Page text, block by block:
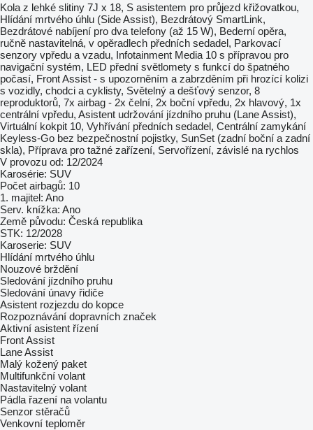
Kola z lehké slitiny 7J x 18, S asistentem pro průjezd křižovatkou,
Hlídání mrtvého úhlu (Side Assist), Bezdrátový SmartLink,
Bezdrátové nabíjení pro dva telefony (až 15 W), Bederní opěra,
ručně nastavitelná, v opěradlech předních sedadel, Parkovací
senzory vpředu a vzadu, Infotainment Media 10 s přípravou pro
navigační systém, LED přední světlomety s funkcí do špatného
počasí, Front Assist - s upozorněním a zabrzděním při hrozící kolizi
s vozidly, chodci a cyklisty, Světelný a dešťový senzor, 8
reproduktorů, 7x airbag - 2x čelní, 2x boční vpředu, 2x hlavový, 1x
centrální vpředu, Asistent udržování jízdního pruhu (Lane Assist),
Virtuální kokpit 10, Vyhřívání předních sedadel, Centrální zamykání
Keyless-Go bez bezpečnostní pojistky, SunSet (zadní boční a zadní
skla), Příprava pro tažné zařízení, Servořízení, závislé na rychlos
V provozu od: 12/2024
Karosérie: SUV
Počet airbagů: 10
1. majitel: Ano
Serv. knížka: Ano
Země původu: Česká republika
STK: 12/2028
Karoserie: SUV
Hlídání mrtvého úhlu
Nouzové brždění
Sledování jízdního pruhu
Sledování únavy řidiče
Asistent rozjezdu do kopce
Rozpoznávání dopravních značek
Aktivní asistent řízení
Front Assist
Lane Assist
Malý kožený paket
Multifunkční volant
Nastavitelný volant
Pádla řazení na volantu
Senzor stěračů
Venkovní teploměr